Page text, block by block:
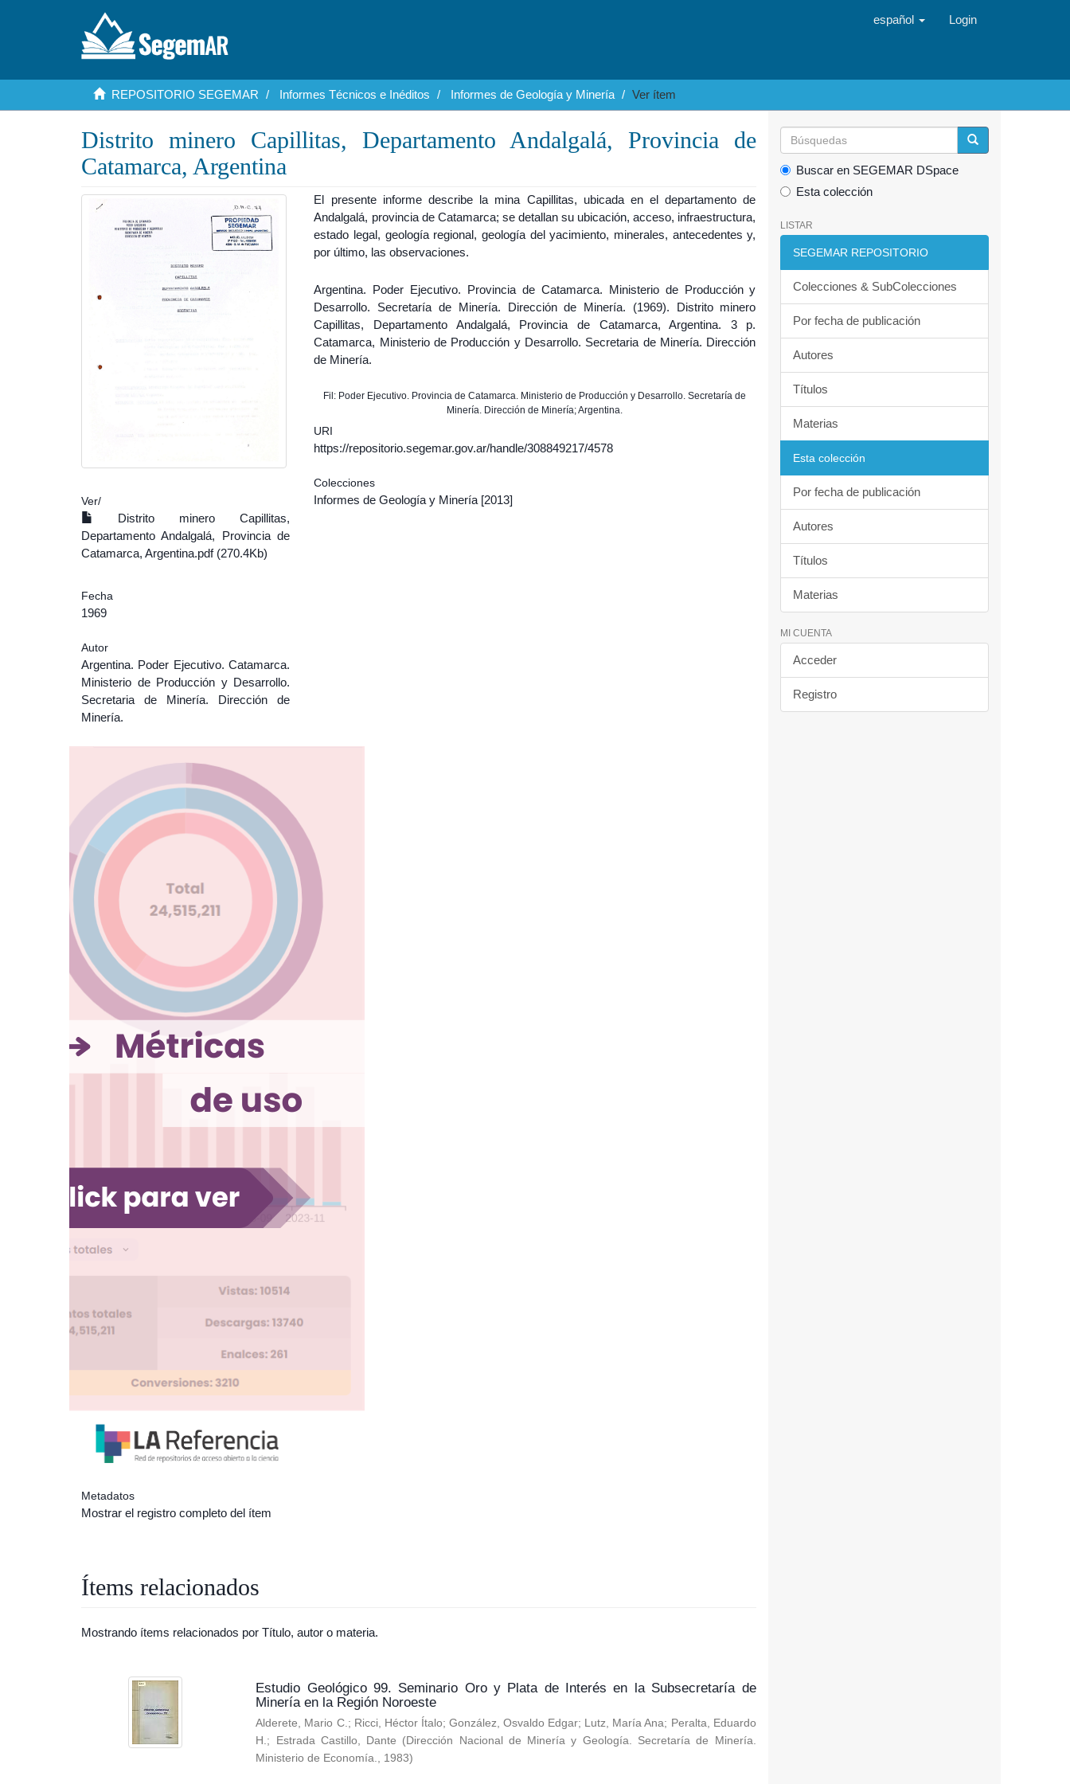
español Login
REPOSITORIO SEGEMAR Informes Técnicos e Inéditos Informes de Geología y Minería Ver ítem
Distrito minero Capillitas, Departamento Andalgalá, Provincia de
Catamarca, Argentina
Ver/
Distrito minero Capillitas,
Departamento Andalgalá, Provincia de
Catamarca, Argentina.pdf (270.4Kb)
Fecha
1969
Autor
Argentina. Poder Ejecutivo. Catamarca.
Ministerio de Producción y Desarrollo.
Secretaria de Minería. Dirección de
Minería.
Metadatos
Mostrar el registro completo del ítem
El presente informe describe la mina Capillitas, ubicada en el departamento de
Andalgalá, provincia de Catamarca; se detallan su ubicación, acceso, infraestructura,
estado legal, geología regional, geología del yacimiento, minerales, antecedentes y,
por último, las observaciones.
Argentina. Poder Ejecutivo. Provincia de Catamarca. Ministerio de Producción y
Desarrollo. Secretaría de Minería. Dirección de Minería. (1969). Distrito minero
Capillitas, Departamento Andalgalá, Provincia de Catamarca, Argentina. 3 p.
Catamarca, Ministerio de Producción y Desarrollo. Secretaria de Minería. Dirección
de Minería.
Fil: Poder Ejecutivo. Provincia de Catamarca. Ministerio de Producción y Desarrollo. Secretaría de
Minería. Dirección de Minería; Argentina.
URI
https://repositorio.segemar.gov.ar/handle/308849217/4578
Colecciones
Informes de Geología y Minería [2013]
Ítems relacionados
Mostrando ítems relacionados por Título, autor o materia.
Estudio Geológico 99. Seminario Oro y Plata de Interés en la Subsecretaría de
Minería en la Región Noroeste
Alderete, Mario C.; Ricci, Héctor Ítalo; González, Osvaldo Edgar; Lutz, María Ana; Peralta, Eduardo
H.; Estrada Castillo, Dante (Dirección Nacional de Minería y Geología. Secretaría de Minería.
Ministerio de Economía., 1983)
Buscar en SEGEMAR DSpace
Esta colección
LISTAR
SEGEMAR REPOSITORIO
Colecciones & SubColecciones
Por fecha de publicación
Autores
Títulos
Materias
Esta colección
Por fecha de publicación
Autores
Títulos
Materias
MI CUENTA
Acceder
Registro